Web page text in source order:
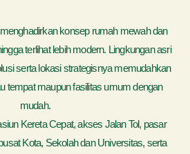
konsep rumah mewah dan
terlihat lebih modern. Lingkungan asri
serta lokasi strategisnya memudahkan
tempat maupun fasilitas umum dengan
mudah.
Kereta Cepat, akses Jalan Tol, pasar
Kota, Sekolah dan Universitas, serta